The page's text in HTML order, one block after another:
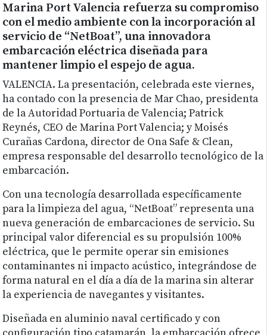
Marina Port Valencia refuerza su compromiso
con el medio ambiente con la incorporación al
servicio de “NetBoat”, una innovadora
embarcación eléctrica diseñada para
mantener limpio el espejo de agua.
VALENCIA. La presentación, celebrada este viernes,
ha contado con la presencia de Mar Chao, presidenta
de la Autoridad Portuaria de Valencia; Patrick
Reynés, CEO de Marina Port Valencia; y Moisés
Curañas Cardona, director de Ona Safe & Clean,
empresa responsable del desarrollo tecnológico de la
embarcación.
Con una tecnología desarrollada específicamente
para la limpieza del agua, “NetBoat” representa una
nueva generación de embarcaciones de servicio. Su
principal valor diferencial es su propulsión 100%
eléctrica, que le permite operar sin emisiones
contaminantes ni impacto acústico, integrándose de
forma natural en el día a día de la marina sin alterar
la experiencia de navegantes y visitantes.
Diseñada en aluminio naval certificado y con